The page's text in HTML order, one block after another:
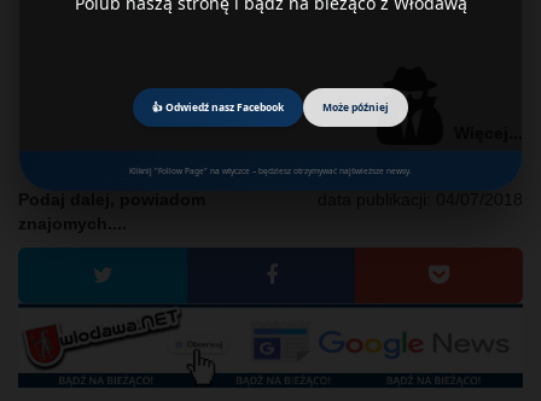
👍 Odwiedź nasz Facebook Może później
Kliknij "Follow Page" na wtyczce – będziesz otrzymywać najświeższe newsy.
04/07/2018
Podaj dalej, powiadom
znajomych....